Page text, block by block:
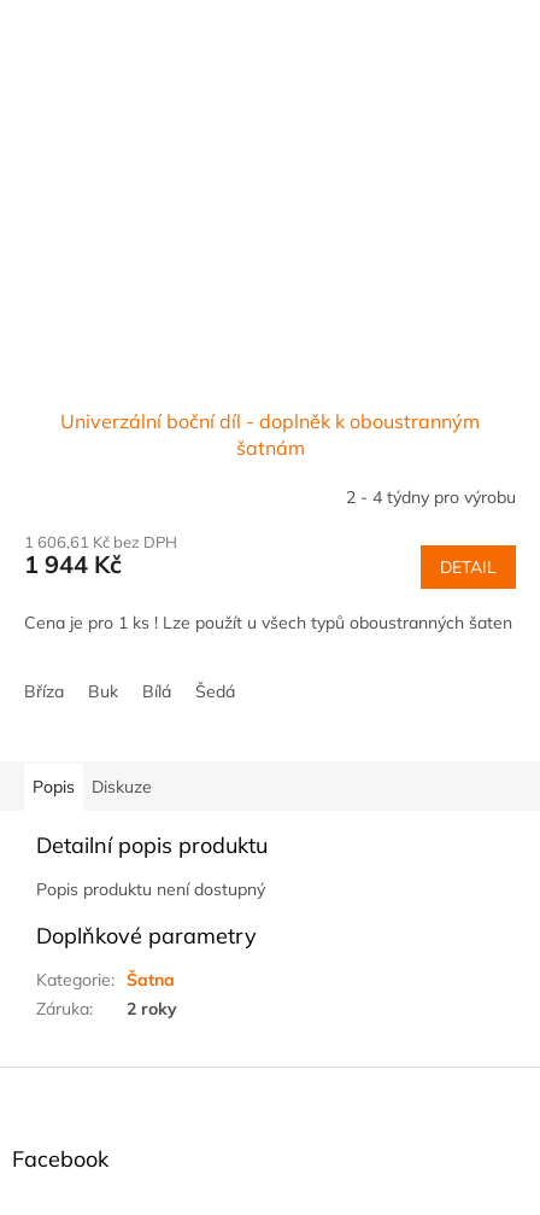
Univerzální boční díl - doplněk k oboustranným
šatnám
2 - 4 týdny pro výrobu
1 606,61 Kč bez DPH
1 944 Kč DETAIL
Cena je pro 1 ks ! Lze použít u všech typů oboustranných šaten
Bříza Buk Bílá Šedá
Popis Diskuze
Detailní popis produktu
Popis produktu není dostupný
Doplňkové parametry
Kategorie: Šatna
Záruka: 2 roky
Z
Facebook